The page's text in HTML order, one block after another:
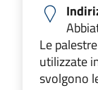
Le
utilizzate
svolgono